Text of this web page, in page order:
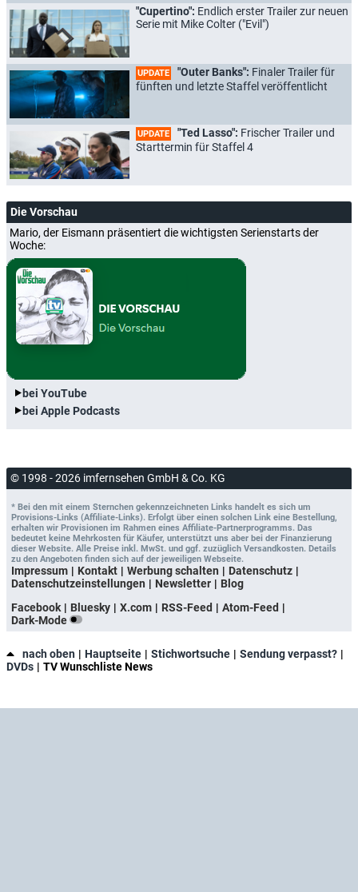
"Cupertino": Endlich erster Trailer zur neuen
Serie mit Mike Colter ("Evil")
UPDATE "Outer Banks": Finaler Trailer für
fünften und letzte Staffel veröffentlicht
UPDATE "Ted Lasso": Frischer Trailer und
Starttermin für Staffel 4
Die Vorschau
Mario, der Eismann präsentiert die wichtigsten Serienstarts der
Woche:
bei YouTube
bei Apple Podcasts
© 1998 - 2026 imfernsehen GmbH & Co. KG
* Bei den mit einem Sternchen gekennzeichneten Links handelt es sich um
Provisions-Links (Affiliate-Links). Erfolgt über einen solchen Link eine Bestellung,
erhalten wir Provisionen im Rahmen eines Affiliate-Partnerprogramms. Das
bedeutet keine Mehrkosten für Käufer, unterstützt uns aber bei der Finanzierung
dieser Website. Alle Preise inkl. MwSt. und ggf. zuzüglich Versandkosten. Details
zu den Angeboten finden sich auf der jeweiligen Webseite.
Impressum Kontakt Werbung schalten
Datenschutz
Datenschutzeinstellungen
Newsletter
Blog
Facebook
Bluesky X.com RSS-Feed
Atom-Feed
Dark-Mode
nach oben Hauptseite Stichwortsuche
Sendung verpasst?
DVDs
TV Wunschliste News